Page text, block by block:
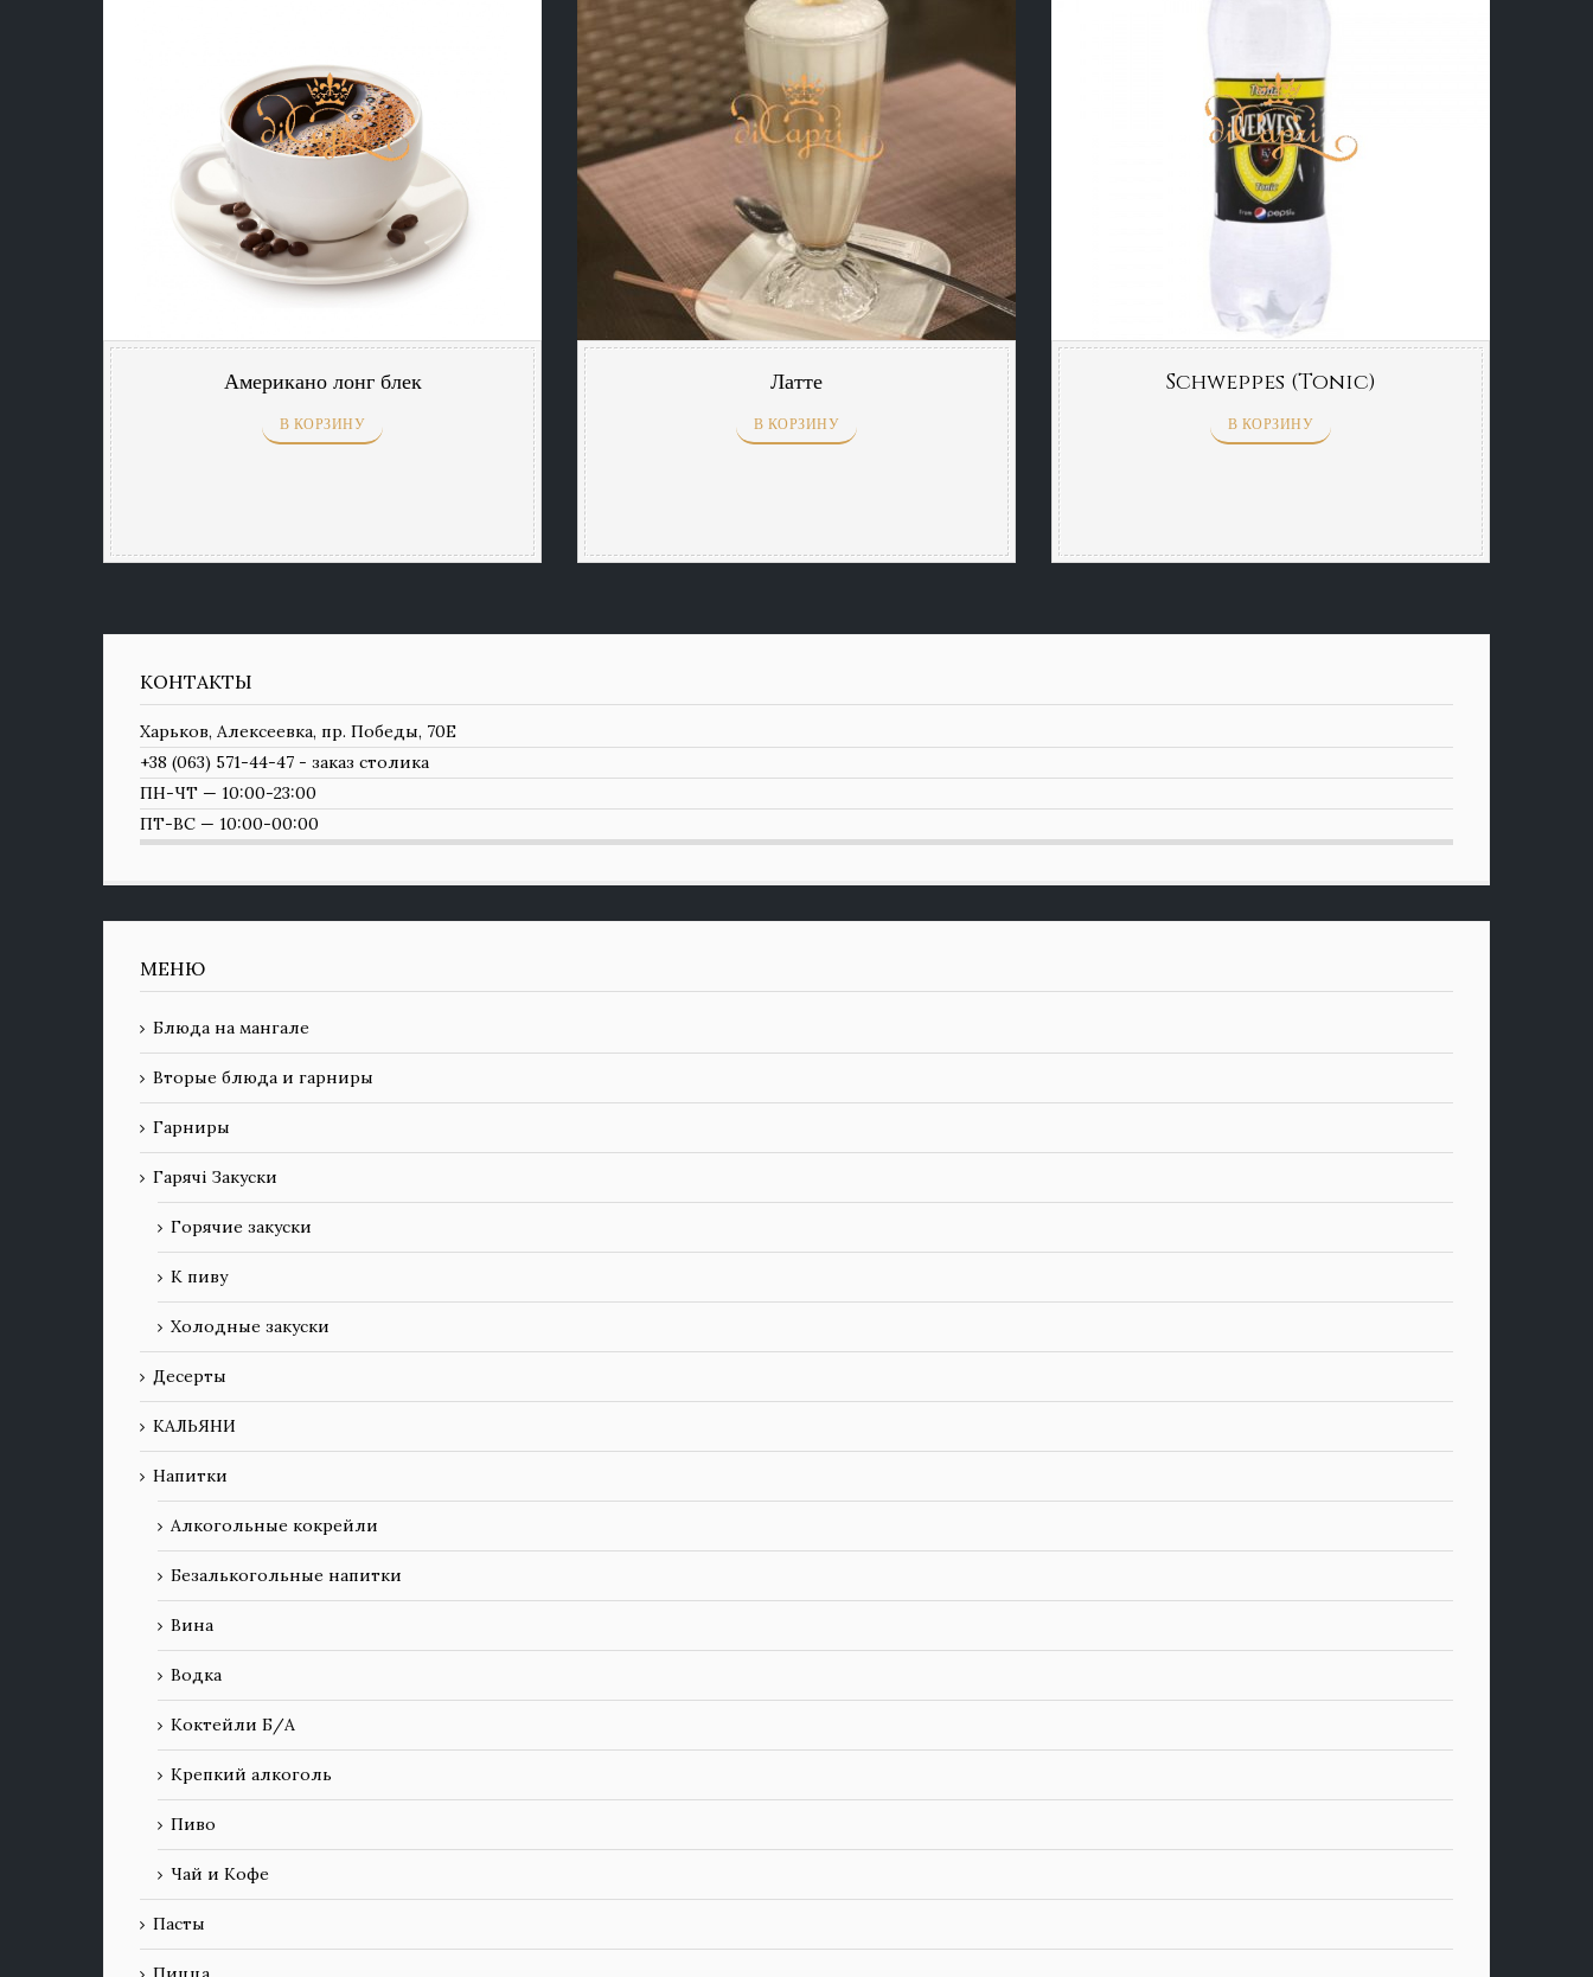
Американо лонг блек
В КОРЗИНУ
Латте
В КОРЗИНУ
Schweppes (Tonic)
В КОРЗИНУ
КОНТАКТЫ
Харьков, Алексеевка, пр. Победы, 70Е
+38 (063) 571-44-47 - заказ столика
ПН-ЧТ — 10:00-23:00
ПТ-ВС — 10:00-00:00
МЕНЮ
Блюда на мангале
Вторые блюда и гарниры
Гарниры
Гарячі Закуски
Горячие закуски
К пиву
Холодные закуски
Десерты
КАЛЬЯНИ
Напитки
Алкогольные кокрейли
Безалькогольные напитки
Вина
Водка
Коктейли Б/А
Крепкий алкоголь
Пиво
Чай и Кофе
Пасты